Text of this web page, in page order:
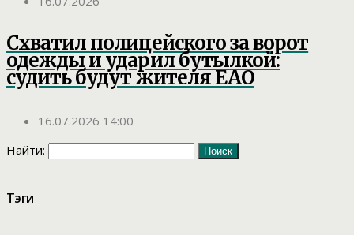
Схватил полицейского за ворот
одежды и ударил бутылкой:
судить будут жителя ЕАО
16.07.2026 14:00
Найти:
Тэги